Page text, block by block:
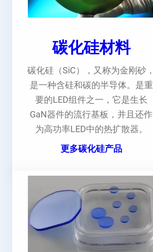
碳化硅材料
碳化硅（SiC），又称为金刚砂，
是一种含硅和碳的半导体。是重
要的LED组件之一，它是生长
GaN器件的流行基板，并且还作
为高功率LED中的热扩散器。
更多碳化硅产品